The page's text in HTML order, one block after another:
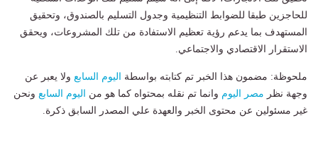
للحاجزين طبقا للضوابط التنظيمية وجدول التسليم بالصندوق، وتحقيق
المستهدف بما يدعم رؤية تعظيم الاستفادة من تلك المشروعات، ويحقق
الاستقرار الاقتصادي والاجتماعي.
ملحوظة: مضمون هذا الخبر تم كتابته بواسطة اليوم السابع ولا يعبر عن
وجهة نظر مصر اليوم وانما تم نقله بمحتواه كما هو من اليوم السابع ونحن
غير مسئولين عن محتوى الخبر والعهدة علي المصدر السابق ذكرة.